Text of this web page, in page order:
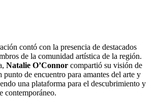
contó con la presencia de destacados
de la comunidad artística de la región.
Natalie O’Connor compartió su visión de
de encuentro para amantes del arte y
una plataforma para el descubrimiento y
contemporáneo.